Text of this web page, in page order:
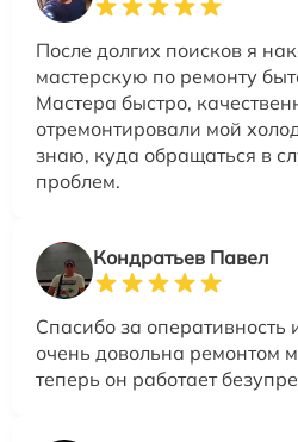
После долгих поисков я
мастерскую по ремонту
Мастера быстро,
отремонтировали мой
знаю, куда обращаться в
проблем.
Кондратьев Павел
Спасибо за оперативность
очень довольна ремонтом
теперь он работает